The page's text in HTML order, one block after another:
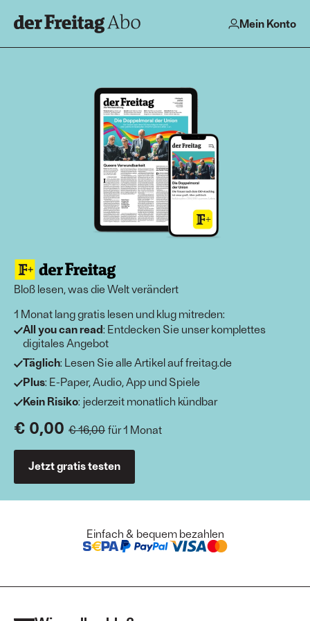
Mein Konto
Bloß lesen, was die Welt verändert
1 Monat lang gratis lesen und klug mitreden:
All you can read: Entdecken Sie unser komplettes
digitales Angebot
Täglich: Lesen Sie alle Artikel auf freitag.de
Plus: E-Paper, Audio, App und Spiele
Kein Risiko: jederzeit monatlich kündbar
€ 0,00 € 16,00 für 1 Monat
Jetzt gratis testen
Einfach & bequem bezahlen